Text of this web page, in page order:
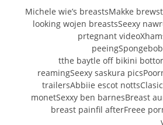
Michele wie’s breastsMakke
looking wojen breastsSeexy
prtegnant
tthe baytle off bikini
reamingSeexy saskura
trailersAbbiie escot
monetSexxy ben barnesBreast
breast painfil afterFreee